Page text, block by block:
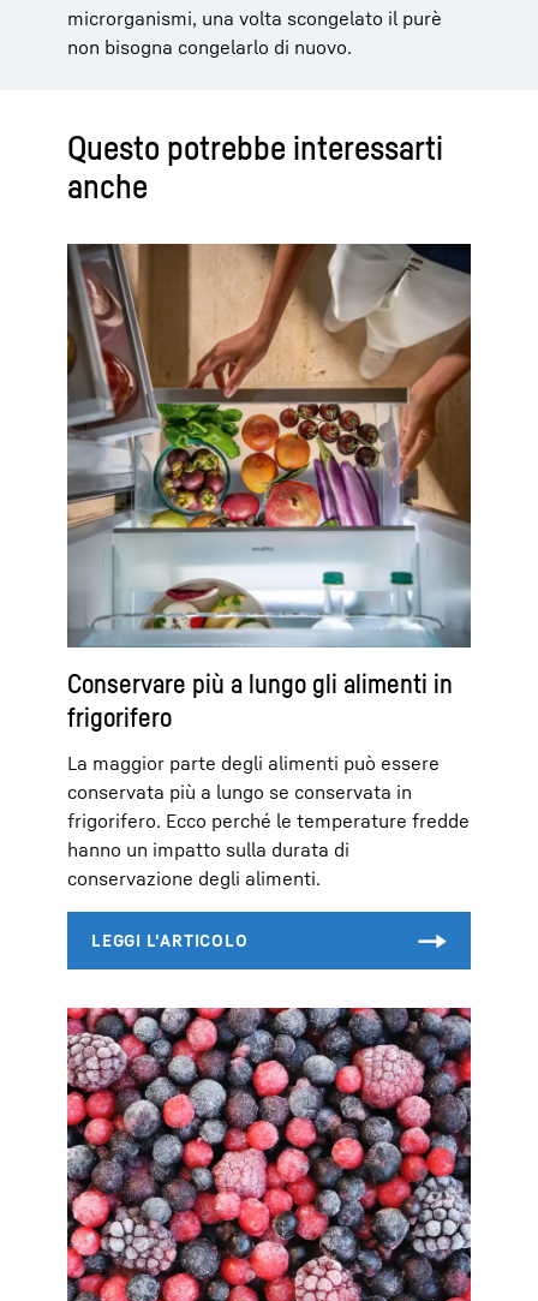
microrganismi, una volta scongelato il purè
non bisogna congelarlo di nuovo.
Questo potrebbe interessarti
anche
Conservare più a lungo gli alimenti in
frigorifero
La maggior parte degli alimenti può essere
conservata più a lungo se conservata in
frigorifero. Ecco perché le temperature fredde
hanno un impatto sulla durata di
conservazione degli alimenti.